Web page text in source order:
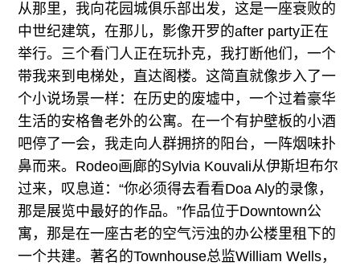
从那里，我向花园城俱乐部出发，这是一座衰败的
中世纪建筑，在那儿，影像开罗的after party正在
举行。三个看门人正在玩扑克，我打断他们，一个
带我来到电梯处，直达阁楼。这简直就像步入了一
个小说场景一样：在历史的废墟中，一个过着豪华
生活的安格鲁老外的公寓。在一个有护壁板的小酒
吧停了一会，我走向人群拥挤的阳台，一阵烟味扑
鼻而来。Rodeo画廊的Sylvia Kouvali从伊斯坦布尔
过来，叹息道：“你必须得去看看Doa Aly的录像，
那是展览中最好的作品。”作品位于Downtown公
寓，那是在一座古老的空气污浊的办公楼里租下的
一个共建。著名的Townhouse总监William Wells，